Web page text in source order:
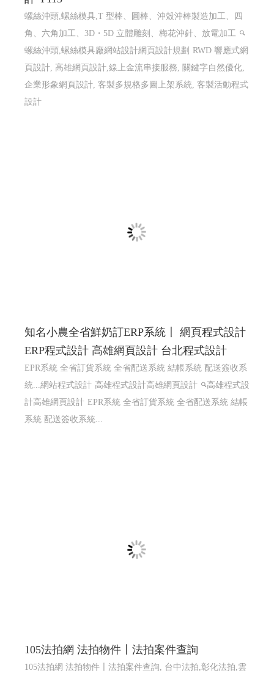
螺絲沖頭,螺絲模具,T 型棒、圓棒、沖殼沖棒製造加工、四
角、六角加工、3D・5D 立體雕刻、梅花沖針、放電加工
螺絲沖頭,螺絲模具廠網站設計網頁設計規劃 RWD 響應式網
頁設計, 高雄網頁設計,線上金流串接服務, 關鍵字自然優化,
企業形象網頁設計, 客製多規格多圖上架系統, 客製活動程式
設計
知名小農全省鮮奶訂ERP系統〡 網頁程式設計
ERP程式設計 高雄網頁設計 台北程式設計
EPR系統 全省訂貨系統 全省配送系統 結帳系統 配送簽收系
統...網站程式設計 高雄程式設計高雄網頁設計
高雄程式設
計高雄網頁設計 EPR系統 全省訂貨系統 全省配送系統 結帳
系統 配送簽收系統...
105法拍網 法拍物件〡法拍案件查詢
105法拍網 法拍物件〡法拍案件查詢, 台中法拍,彰化法拍,雲